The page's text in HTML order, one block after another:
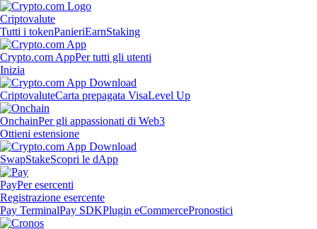
Criptovalute
Tutti i tokenPanieriEarnStaking
Crypto.com AppPer tutti gli utenti
Inizia
CriptovaluteCarta prepagata VisaLevel Up
OnchainPer gli appassionati di Web3
Ottieni estensione
SwapStakeScopri le dApp
PayPer esercenti
Registrazione esercente
Pay TerminalPay SDKPlugin eCommercePronostici